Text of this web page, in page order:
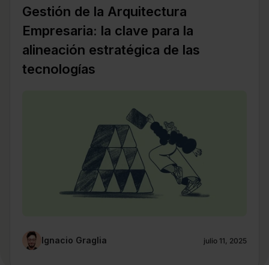
Gestión de la Arquitectura
Empresaria: la clave para la
alineación estratégica de las
tecnologías
Ignacio Graglia julio 11, 2025